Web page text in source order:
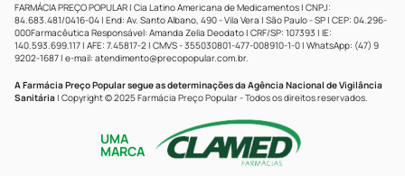
FARMÁCIA PREÇO POPULAR | Cia Latino Americana de Medicamentos | CNPJ:
84.683.481/0416-04 | End: Av. Santo Albano, 490 - Vila Vera | São Paulo - SP | CEP: 04.296-
000Farmacêutica Responsável: Amanda Zelia Deodato | CRF/SP: 107393 | IE:
140.593.699.117 | AFE: 7.45817-2 | CMVS - 355030801-477-008910-1-0 | WhatsApp: (47) 9
9202-1687 | e-mail: atendimento@precopopular.com.br.
A Farmácia Preço Popular segue as determinações da Agência Nacional de Vigilância
Sanitária | Copyright © 2025 Farmácia Preço Popular - Todos os direitos reservados.
UMA
MARCA